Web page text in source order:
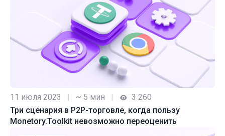
11 июля 2023 | ~ 5 мин |
3 260
Три сценария в P2P-торговле, когда пользу
Monetory.Toolkit невозможно переоценить